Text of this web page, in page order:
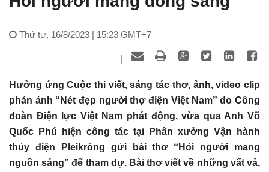
Thứ tư, 16/8/2023 | 15:23 GMT+7
|
Hưởng ứng Cuộc thi viết, sáng tác thơ, ảnh, video clip
phản ảnh “Nét đẹp người thợ điện Việt Nam” do Công
đoàn Điện lực Việt Nam phát động, vừa qua Anh Võ
Quốc Phú hiện công tác tại Phân xưởng Vận hành
thủy điện Pleikrông gửi bài thơ “Hỏi người mang
nguồn sáng” để tham dự. Bài thơ viết về những vất vả,